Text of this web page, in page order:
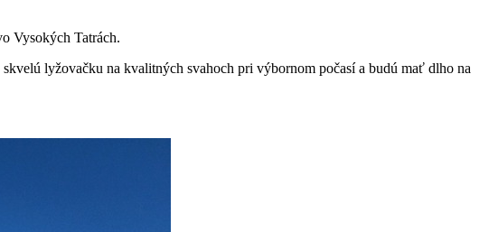
Vysokých Tatrách.
lyžovačku na kvalitných svahoch pri výbornom počasí a budú mať dlho na